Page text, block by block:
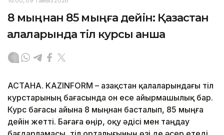
8 мыңнан 85 мыңға дейін: Қазақстан
қалаларында тіл курсы қанша
АСТАНА. KAZINFORM – Қазақстан қалаларындағы тіл
курстарының бағасында он есе айырмашылық бар.
Курс бағасы айына 8 мыңнан басталып, 85 мыңға
дейін жетті. Бағаға өңір, оқу әдісі мен таңдау